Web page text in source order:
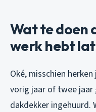
Wat te doen
werk hebt
Oké, misschien
vorig jaar of twee jaar
dakdekker ingehuurd.